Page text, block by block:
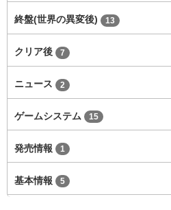
終盤(世界の異変後) 13
クリア後 7
ニュース 2
ゲームシステム 15
発売情報 1
基本情報 5